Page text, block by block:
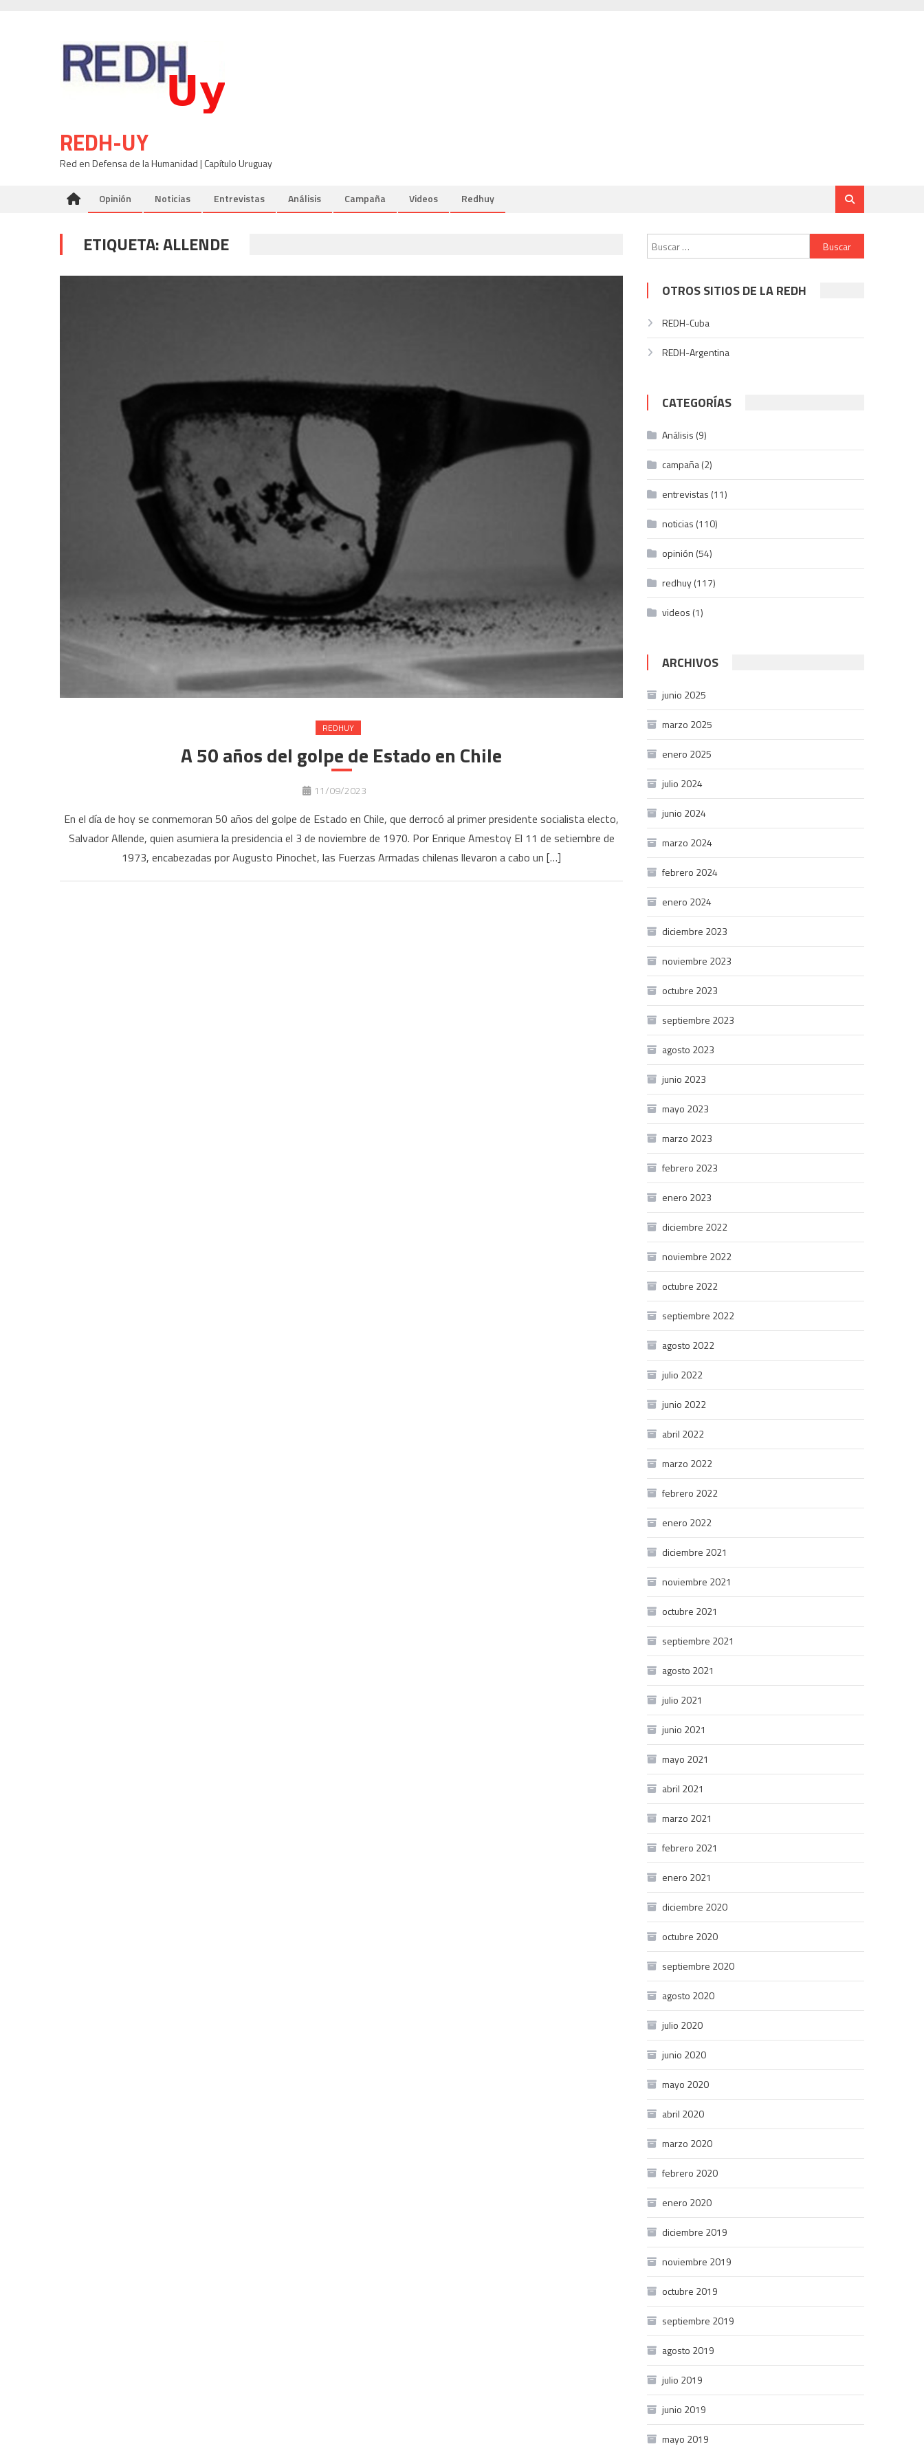
REDH-UY
Red en Defensa de la Humanidad | Capítulo Uruguay
Opinión Noticias Entrevistas Análisis Campaña Videos Redhuy
ETIQUETA:ALLENDE
REDHUY
A 50 años del golpe de Estado en Chile
11/09/2023
En el día de hoy se conmemoran 50 años del golpe de Estado en Chile, que derrocó al primer presidente socialista electo,
Salvador Allende, quien asumiera la presidencia el 3 de noviembre de 1970. Por Enrique Amestoy El 11 de setiembre de
1973, encabezadas por Augusto Pinochet, las Fuerzas Armadas chilenas llevaron a cabo un […]
Buscar:
OTROS SITIOS DE LA REDH
REDH-Cuba
REDH-Argentina
CATEGORÍAS
Análisis (9)
campaña(2)
entrevistas (11)
noticias (110)
opinión (54)
redhuy(117)
videos (1)
ARCHIVOS
junio 2025
marzo 2025
enero 2025
julio 2024
junio 2024
marzo 2024
febrero 2024
enero 2024
diciembre 2023
noviembre 2023
octubre 2023
septiembre 2023
agosto 2023
junio 2023
mayo 2023
marzo 2023
febrero 2023
enero 2023
diciembre 2022
noviembre 2022
octubre 2022
septiembre 2022
agosto 2022
julio 2022
junio 2022
abril 2022
marzo 2022
febrero 2022
enero 2022
diciembre 2021
noviembre 2021
octubre 2021
septiembre 2021
agosto 2021
julio 2021
junio 2021
mayo 2021
abril 2021
marzo 2021
febrero 2021
enero 2021
diciembre 2020
octubre 2020
septiembre 2020
agosto 2020
julio 2020
junio 2020
mayo 2020
abril 2020
marzo 2020
febrero 2020
enero 2020
diciembre 2019
noviembre 2019
octubre 2019
septiembre 2019
agosto 2019
julio 2019
junio 2019
mayo 2019